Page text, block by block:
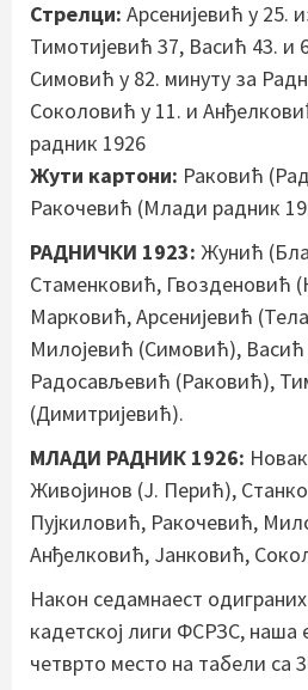
Стрелци: Арсенијевић у 25.
Тимотијевић 37, Васић 43. и
Симовић у 82. минуту за
Соколовић у 11. и
радник 1926
Жути картони: Раковић
Ракочевић (Млади радник
РАДНИЧКИ 1923: Жунић
Стаменковић, Гвозденовић
Марковић, Арсенијевић
Милојевић (Симовић), Васић
Радосављевић (Раковић),
(Димитријевић).
МЛАДИ РАДНИК 1926:
Живојинов (Ј. Перић),
Пујкиловић, Ракочевић,
Анђелковић, Јанковић,
Након седамнаест
кадетској лиги ФСРЗС, наша
четврто место на табели са